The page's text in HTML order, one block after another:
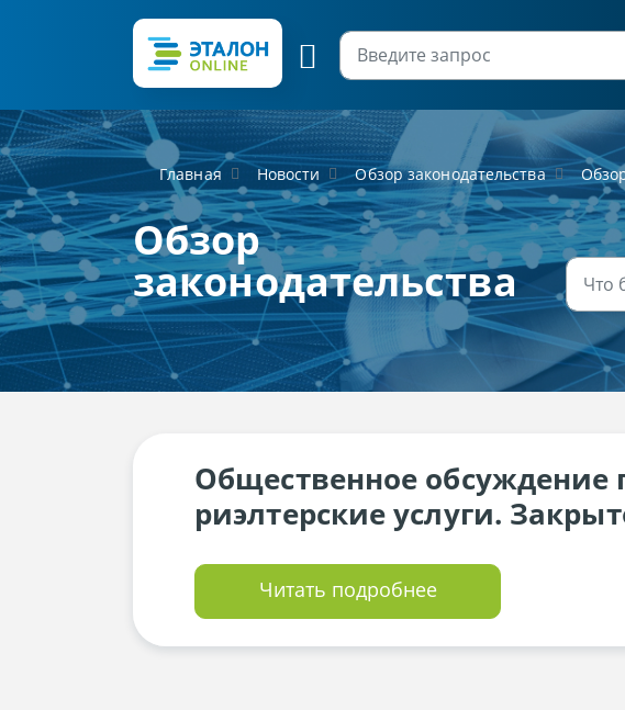
Главная Новости Обзор законодательства
Обзор
законодательства
Общественное обсуждение
риэлтерские услуги.
Читать подробнее